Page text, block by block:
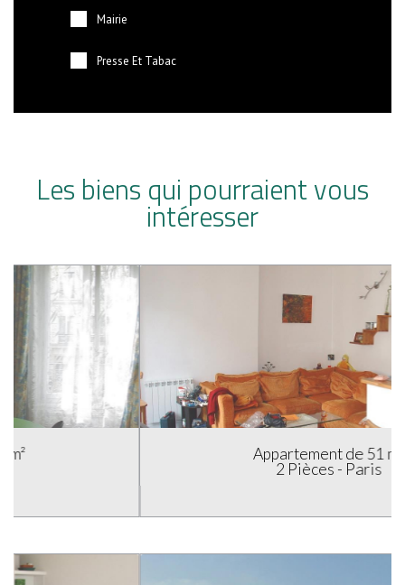
Mairie
Presse Et Tabac
Les biens qui pourraient vous
intéresser
Appartement de 51 m²